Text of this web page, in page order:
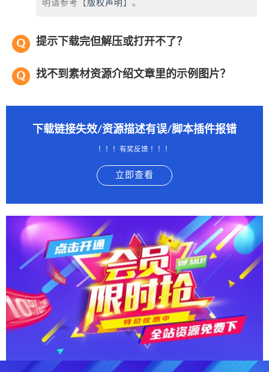
明请参考【 版权声明 】。
提示下载完但解压或打开不了？
找不到素材资源介绍文章里的示例图片？
下载链接失效/资源描述有误/脚本插件报错
！！！有奖反馈 ！！！
立即查看